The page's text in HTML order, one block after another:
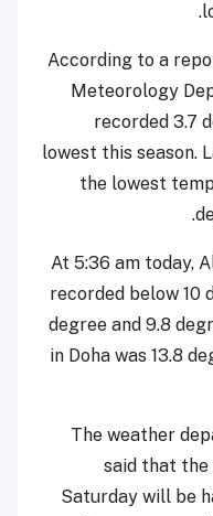
According to a
Meteorology
recorded 3.7
lowest this season.
the lowest
At 5:36 am today,
recorded below 10
degree and 9.8
in Doha was 13.8
The weather
said that the
Saturday will be